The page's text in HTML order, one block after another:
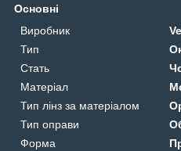
Основні
Виробник
Тип
Стать
Матеріал
Тип лінз за матеріалом
Тип оправи
Форма